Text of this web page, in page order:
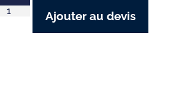
Ajouter au devis